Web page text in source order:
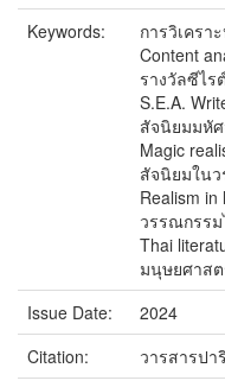
Keywords:
การวิเครา
Content
รางวัลซีไรต์
S.E.A.
สัจนิยมมหั
Magic
สัจนิยมใน
Realism in
วรรณกรร
Thai
มนุษยศาส
Issue Date:
2024
Citation:
วารสารปา